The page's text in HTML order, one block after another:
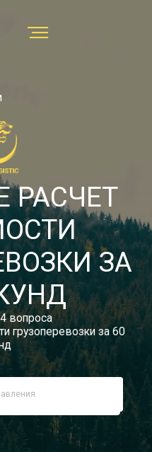
533-86-05
по России бесплатный
звонок
Тарифы
Отзывы
Статьи
Новости
Документы
Контакты
РАСЧЕТ
ЗА
вопроса
грузоперевозки за 60